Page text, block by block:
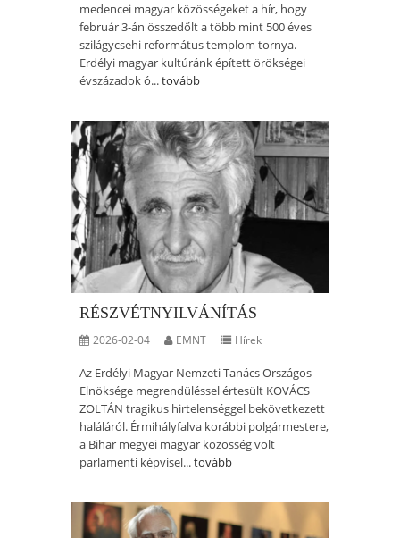
medencei magyar közösségeket a hír, hogy
február 3-án összedőlt a több mint 500 éves
szilágycsehi református templom tornya.
Erdélyi magyar kultúránk épített örökségei
évszázadok ó...tovább
RÉSZVÉTNYILVÁNÍTÁS
2026-02-04 EMNT Hírek
Az Erdélyi Magyar Nemzeti Tanács Országos
Elnöksége megrendüléssel értesült KOVÁCS
ZOLTÁN tragikus hirtelenséggel bekövetkezett
haláláról. Érmihályfalva korábbi polgármestere,
a Bihar megyei magyar közösség volt
parlamenti képvisel...tovább